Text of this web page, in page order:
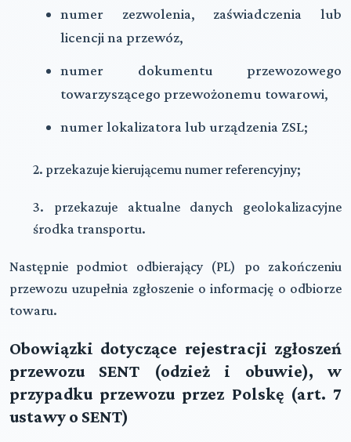
numer zezwolenia, zaświadczenia lub
licencji na przewóz,
numer dokumentu przewozowego
towarzyszącego przewożonemu towarowi,
numer lokalizatora lub urządzenia ZSL;
2. przekazuje kierującemu numer referencyjny;
3. przekazuje aktualne danych geolokalizacyjne
środka transportu.
Następnie podmiot odbierający (PL) po zakończeniu
przewozu uzupełnia zgłoszenie o informację o odbiorze
towaru.
Obowiązki dotyczące rejestracji zgłoszeń
przewozu SENT (odzież i obuwie), w
przypadku przewozu przez Polskę (art. 7
ustawy o SENT)